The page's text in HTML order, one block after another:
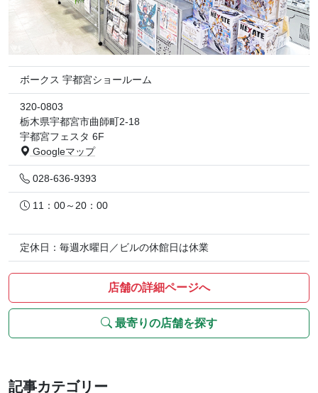
ボークス 宇都宮ショールーム
320-0803
栃木県宇都宮市曲師町2-18
宇都宮フェスタ 6F
Googleマップ
028-636-9393
11：00～20：00
定休日：毎週水曜日／ビルの休館日は休業
店舗の詳細ページへ
最寄りの店舗を探す
記事カテゴリー